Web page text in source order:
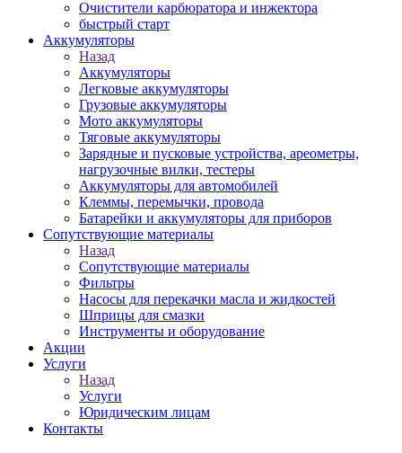
Очистители карбюратора и инжектора
быстрый старт
Аккумуляторы
Назад
Аккумуляторы
Легковые аккумуляторы
Грузовые аккумуляторы
Мото аккумуляторы
Тяговые аккумуляторы
Зарядные и пусковые устройства, ареометры,
нагрузочные вилки, тестеры
Аккумуляторы для автомобилей
Клеммы, перемычки, провода
Батарейки и аккумуляторы для приборов
Сопутствующие материалы
Назад
Сопутствующие материалы
Фильтры
Насосы для перекачки масла и жидкостей
Шприцы для смазки
Инструменты и оборудование
Акции
Услуги
Назад
Услуги
Юридическим лицам
Контакты